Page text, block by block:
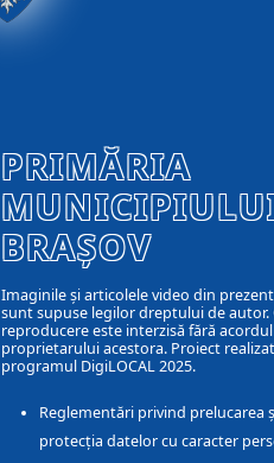
PRIMĂRIA
BRAȘOV
Imaginile și articolele video din
sunt supuse legilor dreptului de autor.
reproducere este interzisă fără acordul
proprietarului acestora. Proiect
programul DigiLOCAL 2025.
Reglementări privind prelucarea
protecția datelor cu caracter